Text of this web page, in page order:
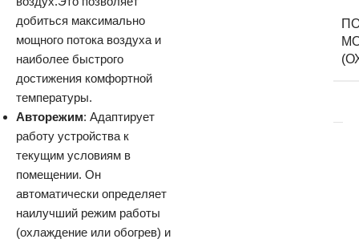
добиться максимально
мощного потока воздуха и
наиболее быстрого
достижения комфортной
температуры.
Авторежим: Адаптирует
работу устройства к
текущим условиям в
помещении. Он
автоматически определяет
наилучший режим работы
(охлаждение или обогрев) и